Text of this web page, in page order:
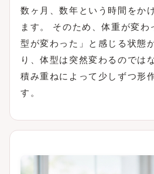
数ヶ月、数年という時間をか
ます。 そのため、体重が変わ
型が変わった」と感じる状態
り、体型は突然変わるのでは
積み重ねによって少しずつ形
す。